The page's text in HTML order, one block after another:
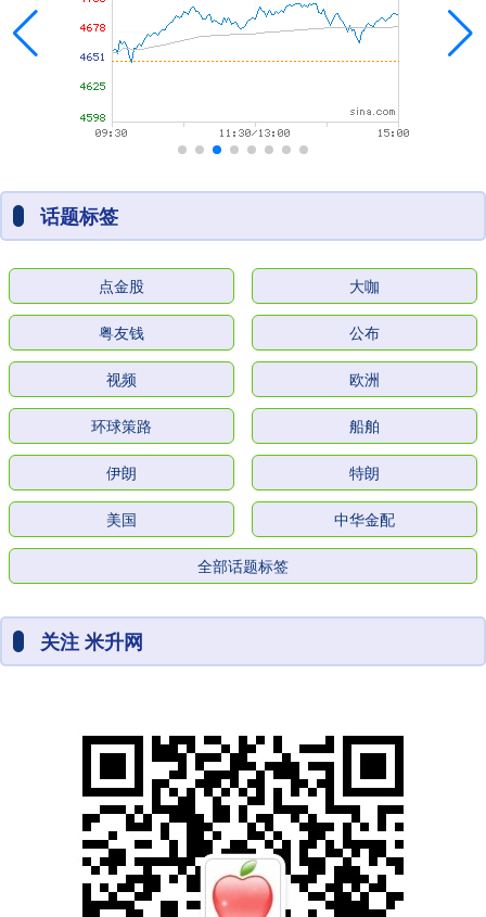
话题标签
点金股 大咖
粤友钱 公布
视频 欧洲
环球策路 船舶
伊朗 特朗
美国 中华金配
全部话题标签
关注 米升网